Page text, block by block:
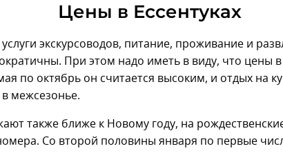
Цены в Ессентуках
экскурсоводов, питание, проживание и
При этом надо иметь в виду, что цены в
по октябрь он считается высоким, и отдых на
межсезонье.
также ближе к Новому году, на
Со второй половины января по первые